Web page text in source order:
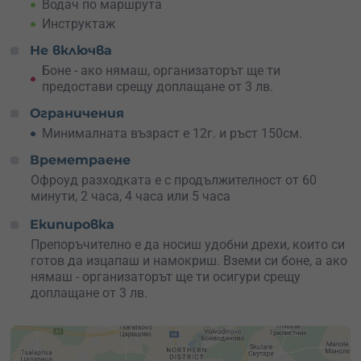
презареждане и бягство от града, без да се
отдалечаваш твърде далеч от него.
Тур „Поглед над Пловдив“
електрически мотор до една от най-красивите
гледни точки над село Марково – панорамната
площадка „Камъка“. Целият маршрут е около 20
километра и преминава през живописни горски
пътеки и хълмисти терени в сърцето на Родопите. От
върха ще видиш Пловдив, разстлан като картина в
подножието на планината, заобиколен от села и
безкрайна зеленина.
Тур „Родопска панорама от Момини скали“– готов
ли си за предизвикателство с дължина около 40
километра? Този маршрут ще те отведе до
уникалното скално образувание „Момини скали“
над село Храбрино – място, от което се открива
панорама към каньона „Калинчен дол“ и река
Пепелашка. Обратният път също е пълен с
впечатления – ще преминеш покрай няколко
добавят още мистика към преживяването.
Тур „3 в 1“
ко не искаш да избираш – това е твоят
Водач по маршрута
Инструктаж
Не включва
Боне - ако нямаш, организаторът ще ти
предостави срещу доплащане от 3 лв.
Ограничения
Минималната възраст е 12г. и ръст 150см.
Времетраене
Офроуд разходката е с продължителност от 60
минути, 2 часа, 4 часа или 5 часа
Екипировка
Препоръчително е да носиш удобни дрехи, които си
готов да изцапаш и намокриш. Вземи си боне, а ако
нямаш - организаторът ще ти осигури срещу
доплащане от 3 лв.